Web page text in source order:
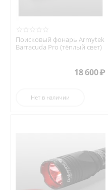
Поисковый фонарь Armytek
Barracuda Pro (тёплый свет)
18 600₽
Нет в наличии